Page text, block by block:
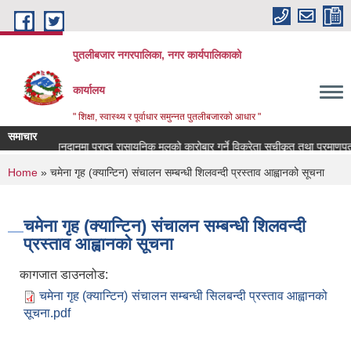
Skip to main content
पुतलीबजार नगरपालिका, नगर कार्यपालिकाको
कार्यालय
" शिक्षा, स्वास्थ्य र पूर्वाधार समुन्नत पुतलीबजारको आधार "
समाचार
अनुदानमा प्राप्त रासायनिक मलको कारोबार गर्ने विक्रेता सूचीकृत तथा
You are here
Home » चमेना गृह (क्यान्टिन) संचालन सम्बन्धी शिलवन्दी प्रस्ताव आह्वानको सूचना
चमेना गृह (क्यान्टिन) संचालन सम्बन्धी शिलवन्दी
प्रस्ताव आह्वानको सूचना
कागजात डाउनलोड:
चमेना गृह (क्यान्टिन) संचालन सम्बन्धी सिलबन्दी प्रस्ताव आह्वानको
सूचना.pdf